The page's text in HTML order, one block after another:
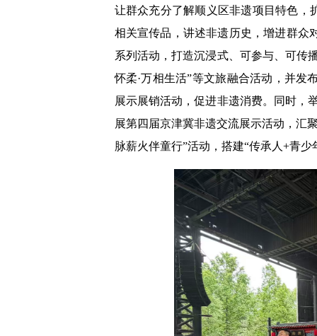
让群众充分了解顺义区非遗项目特色，
相关宣传品，讲述非遗历史，增进群众
系列活动，打造沉浸式、可参与、可传
怀柔·万相生活”等文旅融合活动，并发
展示展销活动，促进非遗消费。同时，
展第四届京津冀非遗交流展示活动，汇
脉薪火伴童行”活动，搭建“传承人+青